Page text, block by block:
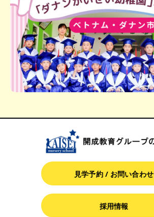
見学予約 / お問い合わせ
採用情報